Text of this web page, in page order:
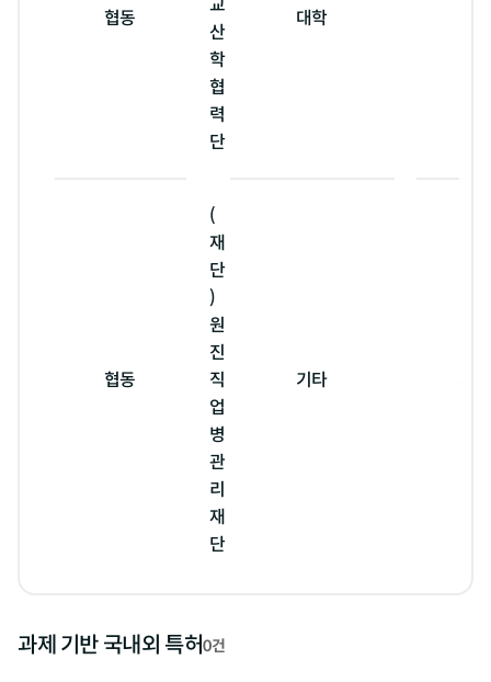
협동
산
학
협
력
단
대학
협동
(
재
단
)
원
진
직
업
병
관
리
재
단
기타
과제 기반 국내외 특허0건